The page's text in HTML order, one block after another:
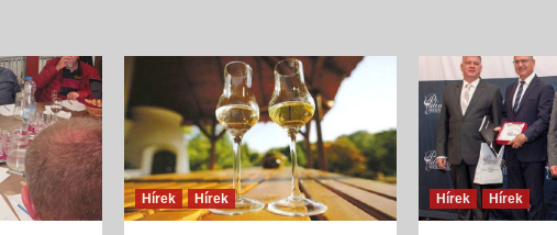
Hírek Hírek Hírek Hírek